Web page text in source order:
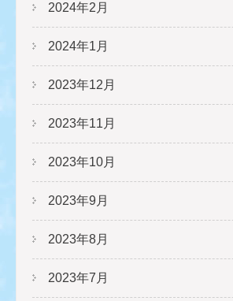
2024年2月
2024年1月
2023年12月
2023年11月
2023年10月
2023年9月
2023年8月
2023年7月